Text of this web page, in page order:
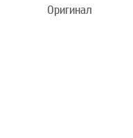
Оригинал